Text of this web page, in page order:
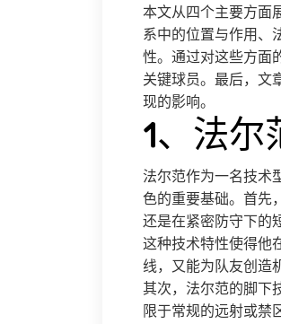
本文从四个主要方面
系中的位置与作用、
性。通过对这些方面
关键球员。最后，文
现的影响。
1、法尔
法尔范作为一名技术
色的重要基础。首先
还是在紧密防守下的
这种技术特性使得他
线，又能为队友创造
其次，法尔范的脚下
限于常规的远射或禁